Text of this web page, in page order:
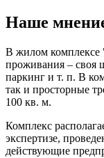
Наше
В жилом комплексе
проживания – своя
паркинг и т. п. В
так и просторные
100 кв. м.
Комплекс
экспертизе,
действующие